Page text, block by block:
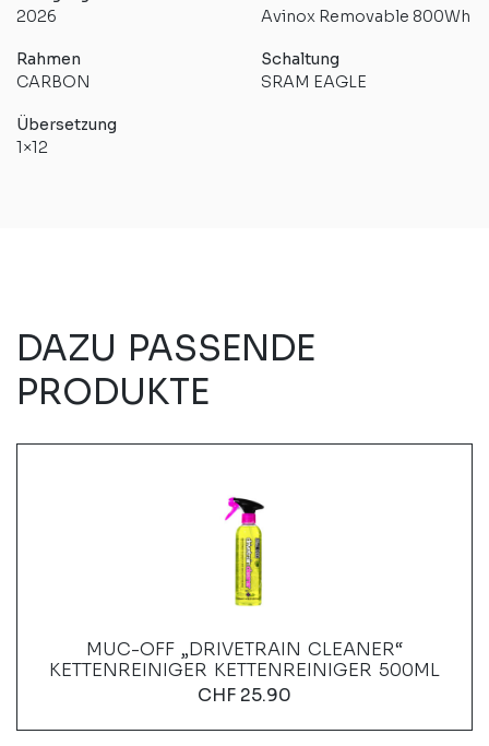
2026
Avinox Removable 800Wh
Rahmen
CARBON
Schaltung
SRAM EAGLE
Übersetzung
1×12
DAZU PASSENDE
PRODUKTE
MUC-OFF „DRIVETRAIN CLEANER“
KETTENREINIGER KETTENREINIGER 500ML
CHF 25.90